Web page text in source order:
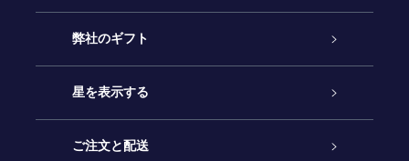
カスタマーサービス
お問い合わせ
ブログ
弊社のギフト
Online Starギフト
OSRギフトパック
星を表示する
星の登録
ご注文と配送